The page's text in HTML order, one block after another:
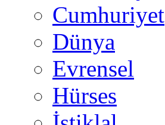
Cumhuriyet
Dünya
Evrensel
Hürses